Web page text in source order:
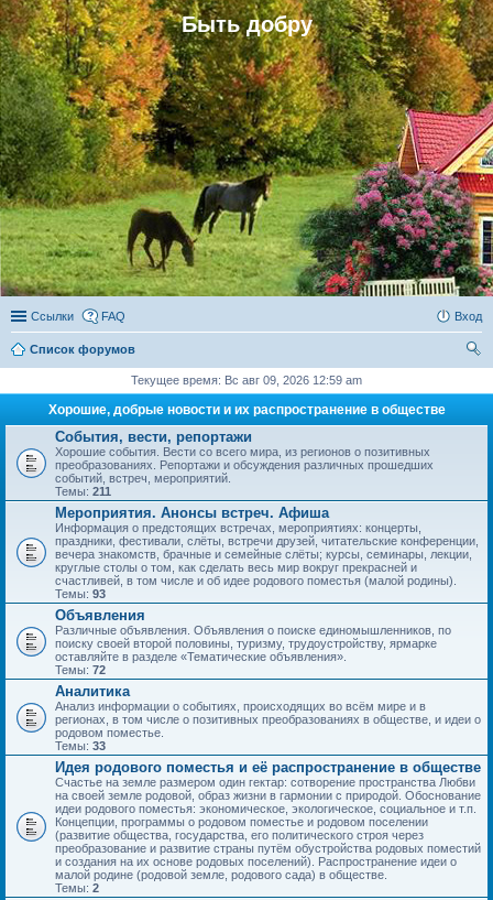
Быть добру
Ссылки FAQ Вход
Список форумов
Текущее время: Вс авг 09, 2026 12:59 am
Хорошие, добрые новости и их распространение в обществе
События, вести, репортажи
Хорошие события. Вести со всего мира, из регионов о позитивных
преобразованиях. Репортажи и обсуждения различных прошедших
событий, встреч, мероприятий.
Темы: 211
Мероприятия. Анонсы встреч. Афиша
Информация о предстоящих встречах, мероприятиях: концерты,
праздники, фестивали, слёты, встречи друзей, читательские конференции,
вечера знакомств, брачные и семейные слёты; курсы, семинары, лекции,
круглые столы о том, как сделать весь мир вокруг прекрасней и
счастливей, в том числе и об идее родового поместья (малой родины).
Темы: 93
Объявления
Различные объявления. Объявления о поиске единомышленников, по
поиску своей второй половины, туризму, трудоустройству, ярмарке
оставляйте в разделе «Тематические объявления».
Темы: 72
Аналитика
Анализ информации о событиях, происходящих во всём мире и в
регионах, в том числе о позитивных преобразованиях в обществе, и идеи о
родовом поместье.
Темы: 33
Идея родового поместья и её распространение в обществе
Счастье на земле размером один гектар: сотворение пространства Любви
на своей земле родовой, образ жизни в гармонии с природой. Обоснование
идеи родового поместья: экономическое, экологическое, социальное и т.п.
Концепции, программы о родовом поместье и родовом поселении
(развитие общества, государства, его политического строя через
преобразование и развитие страны путём обустройства родовых поместий
и создания на их основе родовых поселений). Распространение идеи о
малой родине (родовой земле, родового сада) в обществе.
Темы: 2